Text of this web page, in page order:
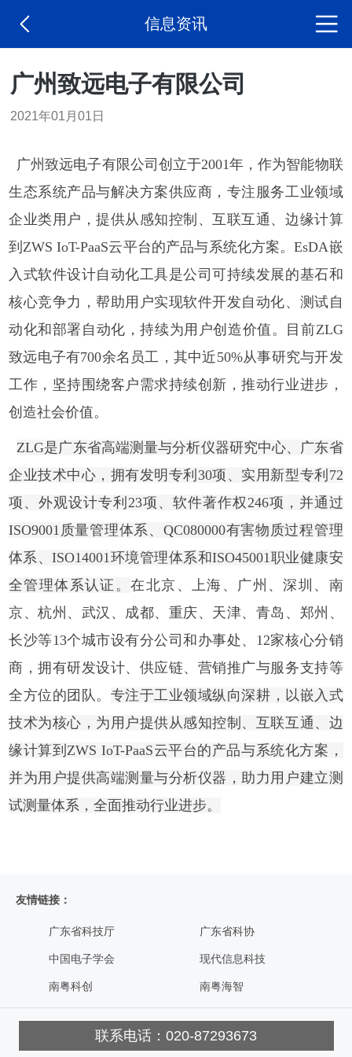
信息资讯
广州致远电子有限公司
2021年01月01日
广州致远电子有限公司创立于2001年，作为智能物联
生态系统产品与解决方案供应商，专注服务工业领域
企业类用户，提供从感知控制、互联互通、边缘计算
到ZWS IoT-PaaS云平台的产品与系统化方案。EsDA嵌
入式软件设计自动化工具是公司可持续发展的基石和
核心竞争力，帮助用户实现软件开发自动化、测试自
动化和部署自动化，持续为用户创造价值。
目前ZLG
致远电子有700余名员工，其中近50%从事研究与开发
工作，坚持围绕客户需求持续创新，推动行业进步，
创造社会价值。
ZLG是广东省高端测量与分析仪器研究中心、广东省
企业技术中心，拥有发明专利30项、实用新型专利72
项、外观设计专利23项、软件著作权246项，并通过
ISO9001质量管理体系、QC080000有害物质过程管理
体系、ISO14001环境管理体系和ISO45001职业健康安
全管理体系认证。在北京、上海、广州、深圳、南
京、杭州、武汉、成都、重庆、天津、青岛、郑州、
长沙等13个城市设有分公司和办事处、12家核心分销
商，拥有研发设计、供应链、营销推广与服务支持等
全方位的团队。 专注于工业领域纵向深耕，以嵌入式
技术为核心，为用户提供从感知控制、互联互通、边
缘计算到ZWS IoT-PaaS云平台的产品与系统化方案，
并为用户提供高端测量与分析仪器，助力用户建立测
试测量体系，全面推动行业进步。
友情链接：
广东省科技厅 广东省科协
中国电子学会 现代信息科技
南粤科创 南粤海智
联系电话：020-87293673